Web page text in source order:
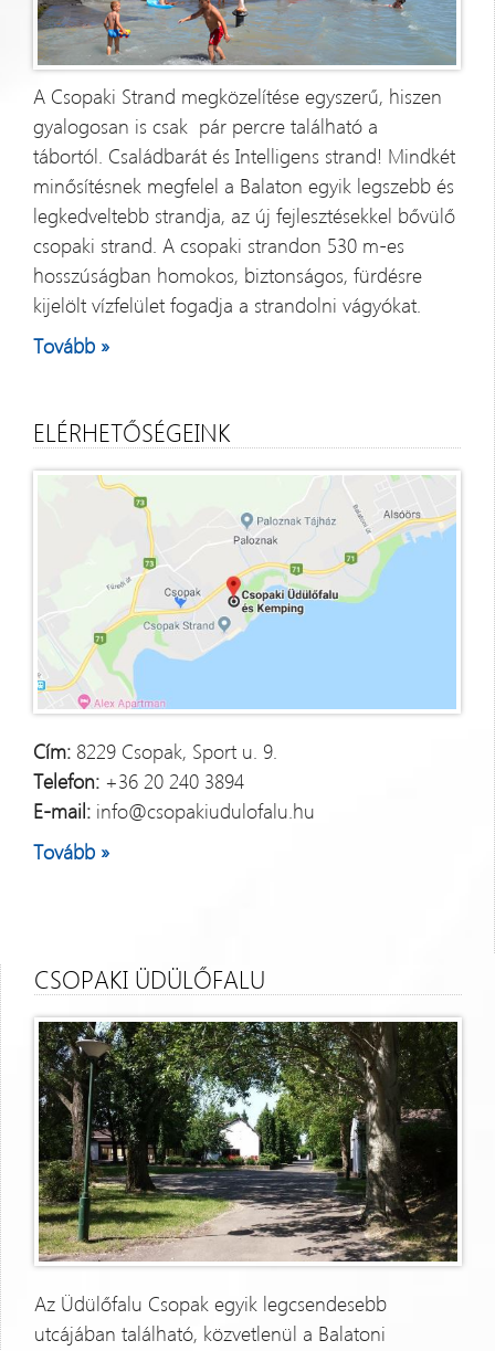
A Csopaki Strand megközelítése egyszerű, hiszen
gyalogosan is csak pár percre található a
tábortól. Családbarát és Intelligens strand! Mindkét
minősítésnek megfelel a Balaton egyik legszebb és
legkedveltebb strandja, az új fejlesztésekkel bővülő
csopaki strand. A csopaki strandon 530 m-es
hosszúságban homokos, biztonságos, fürdésre
kijelölt vízfelület fogadja a strandolni vágyókat.
Tovább »
ELÉRHETŐSÉGEINK
Cím: 8229 Csopak, Sport u. 9.
Telefon: +36 20 240 3894
E-mail: info@csopakiudulofalu.hu
Tovább »
CSOPAKI ÜDÜLŐFALU
Az Üdülőfalu Csopak egyik legcsendesebb
utcájában található, közvetlenül a Balatoni